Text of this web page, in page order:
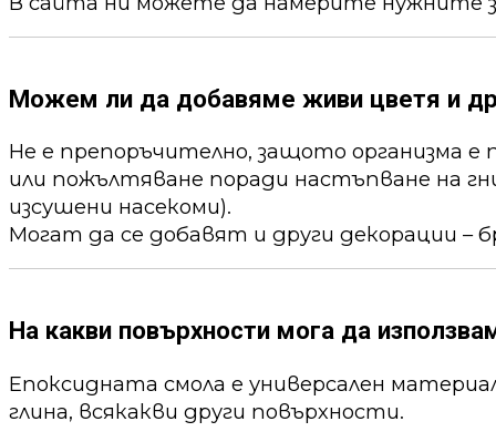
Можем ли да добавяме живи цветя и
Не е препоръчително, защото организма
или пожълтяване поради настъпване на
изсушени насекоми).
Могат да се добавят и други декорации –
На какви повърхности мога да
Епоксидната смола е универсален
глина, всякакви други повърхности.